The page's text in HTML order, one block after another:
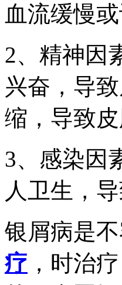
血流缓慢或
2、精神因
兴奋，导
缩，导致
3、感染因
人卫生，
银屑病是
疗 ，时治